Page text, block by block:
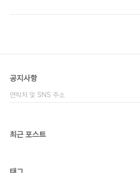
고기나 상관없습니다. ​ 컵은 종이컵으로 계량하면 됩
어요 ​그 위에 들어가는 것은 청..
공지사항
연락처 및 SNS 주소
최근 포스트